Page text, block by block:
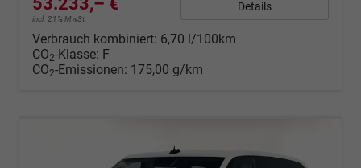
incl. 21% MwSt.
Details
Verbrauch kombiniert: 6,70 l/100km
CO2-Klasse: F
CO2-Emissionen: 175,00 g/km